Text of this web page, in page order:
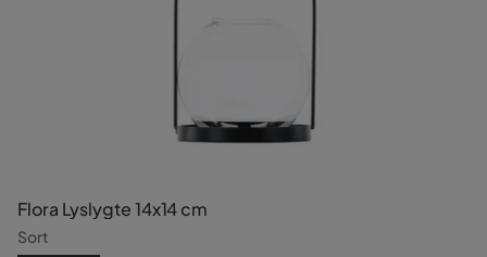
Flora Lyslygte 14x14 cm
Sort